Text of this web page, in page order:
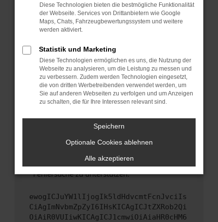
Starte dein Gerät neu.
Das kann manchmal helfen, vorübergehende
Probleme zu beheben.
Betriebssystem auf dem neuesten Stand
sind.
Veraltete Software birgt nicht nur ein
Sicherheitsrisiko, sondern kann auch dazu
führen, dass bestimmte Funktionen nicht mehr
unterstützt werden.
Wende dich an den Webseitenbetreiber.
Wenn du alle oben genannten Schritte versucht
hast, kontaktiere uns bitte. Wir werden
uns diesen Text schicken, um uns bei der
Fehlersuche zu unterstützen:
ewogICJuYW1lIjogIk5ldHdvcmtFcnJvciIs
CiAgImNvbmZpZyI6IHsKICAgICJtZXRob2Qi
OiAiR0VUIiwKICAgICJ1cmwiOiAiaHR0cHM6
Diese Technologien bieten die bestmögliche Funktionalität
der Webseite. Services von Drittanbietern wie Google
Maps, Chats, Fahrzeugbewertungssystem und weitere
werden aktiviert.
Statistik und Marketing
Diese Technologien ermöglichen es uns, die Nutzung der
Webseite zu analysieren, um die Leistung zu messen und
zu verbessern. Zudem werden Technologien eingesetzt,
die von dritten Werbetreibenden verwendet werden, um
Sie auf anderen Webseiten zu verfolgen und um Anzeigen
zu schalten, die für Ihre Interessen relevant sind.
Speichern
Optionale Cookies ablehnen
Alle akzeptieren